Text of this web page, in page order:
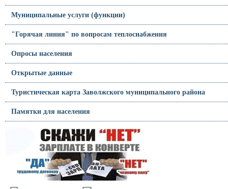
Муниципальные услуги (функции)
"Горячая линия" по вопросам теплоснабжения
Опросы населения
Открытые данные
Туристическая карта Заволжского муниципального района
Памятки для населения